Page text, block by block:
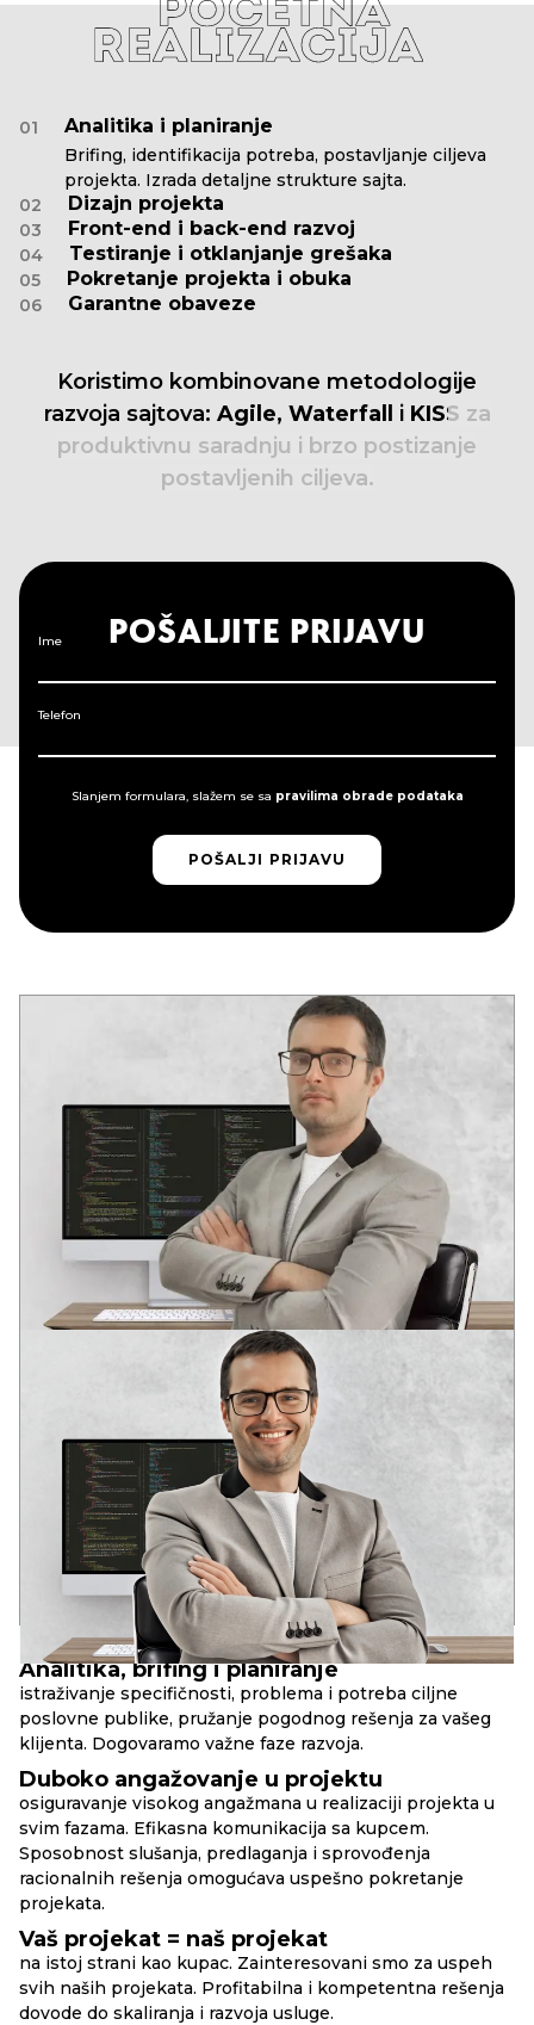
01 Analitika i planiranje
Brifing, identifikacija potreba, postavljanje ciljeva
projekta. Izrada detaljne strukture sajta.
02
Dizajn projekta
03 Front-end i back-end razvoj
04 Testiranje i otklanjanje grešaka
05 Pokretanje projekta i obuka
06 Garantne obaveze
Koristimo kombinovane metodologije
razvoja sajtova: Agile, Waterfall i KISS za
produktivnu saradnju i brzo postizanje
postavljenih ciljeva.
Ime
Telefon
Slanjem formulara, slažem se sa pravilima obrade podataka
POŠALJI PRIJAVU
POŠALJI PRIJAVU
POŠALJITE PRIJAVU
PRINCIPIRBAND
Analitika, brifing i planiranje
istraživanje specifičnosti, problema i potreba ciljne
poslovne publike, pružanje pogodnog rešenja za vašeg
klijenta. Dogovaramo važne faze razvoja.
Duboko angažovanje u projektu
osiguravanje visokog angažmana u realizaciji projekta u
svim fazama. Efikasna komunikacija sa kupcem.
Sposobnost slušanja, predlaganja i sprovođenja
racionalnih rešenja omogućava uspešno pokretanje
projekata.
Vaš projekat = naš projekat
na istoj strani kao kupac. Zainteresovani smo za uspeh
svih naših projekata. Profitabilna i kompetentna rešenja
dovode do skaliranja i razvoja usluge.
17+
godina u razvoju
90+
uspešnih web-projekata
10+
složenih web-servisa
VODEĆI DEVELOPER
Dva stručna obrazovanja u oblasti razvoja softvera
U mladom uzrastu prepoznao potencijal informacionih
tehnologija: globalizaciju i duboku integraciju IT rešenja u
društvene strukture savremenog društva.
Iskustvo u raznim IT oblastima od 2006. godine. Analitičko
sistemsko razmišljanje. Kompetencije za rešavanje poslovnih
zadataka, DevOps, Full Stack, SEO.